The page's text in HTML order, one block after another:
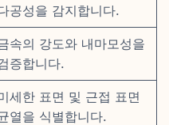
공성을 감지합니다.
속의 강도와 내마모성을
증합니다.
세한 표면 및 근접 표면
열을 식별합니다.